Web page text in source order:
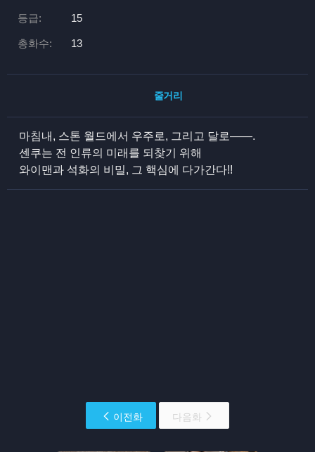
등급: 15
총화수: 13
줄거리
마침내, 스톤 월드에서 우주로, 그리고 달로――.
센쿠는 전 인류의 미래를 되찾기 위해
와이맨과 석화의 비밀, 그 핵심에 다가간다!!
이전화 다음화